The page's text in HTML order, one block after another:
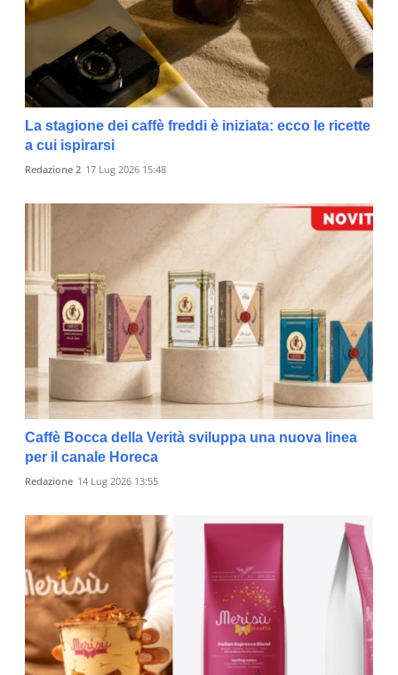
La stagione dei caffè freddi è iniziata: ecco le ricette
a cui ispirarsi
Redazione 2 17 Lug 2026 15:48
Caffè Bocca della Verità sviluppa una nuova linea
per il canale Horeca
Redazione 14 Lug 2026 13:55